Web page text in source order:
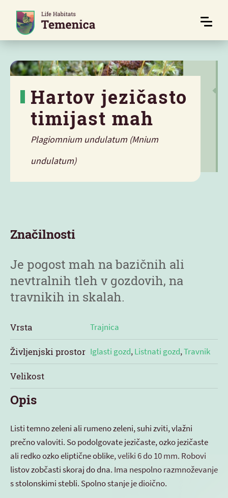
Hartov jezičasto
timijast mah
Plagiomnium undulatum (Mnium
undulatum)
Značilnosti
Je pogost mah na bazičnih ali
nevtralnih tleh v gozdovih, na
travnikih in skalah.
Vrsta Trajnica
Življenjski prostor Iglasti gozd,Listnati gozd,Travnik
Velikost
Opis
Listi temno zeleni ali rumeno zeleni, suhi zviti, vlažni
prečno valoviti. So podolgovate jezičaste, ozko jezičaste
ali redko ozko eliptične oblike, veliki 6 do 10 mm. Robovi
listov zobčasti skoraj do dna. Ima nespolno razmnoževanje
s stolonskimi stebli. Spolno stanje je dioično.